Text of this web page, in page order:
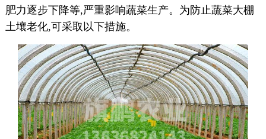
肥力逐步下降等,严重影响蔬菜生产。为防止蔬菜大棚
土壤老化,可采取以下措施。